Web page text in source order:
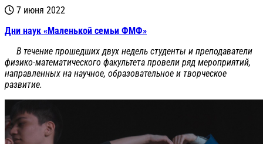
7 июня 2022
Дни наук «Маленькой семьи ФМФ»
В течение прошедших двух недель студенты и преподаватели
физико-математического факультета провели ряд мероприятий,
направленных на научное, образовательное и творческое
развитие.